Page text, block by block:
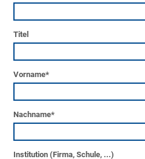
Titel
Vorname*
Nachname*
Institution (Firma, Schule, ...)